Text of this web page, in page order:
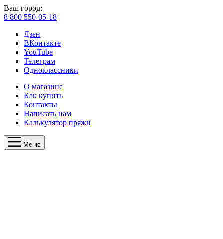
Ваш город:
8 800 550-05-18
Дзен
ВКонтакте
YouTube
Телеграм
Одноклассники
О магазине
Как купить
Контакты
Написать нам
Калькулятор пряжи
Меню